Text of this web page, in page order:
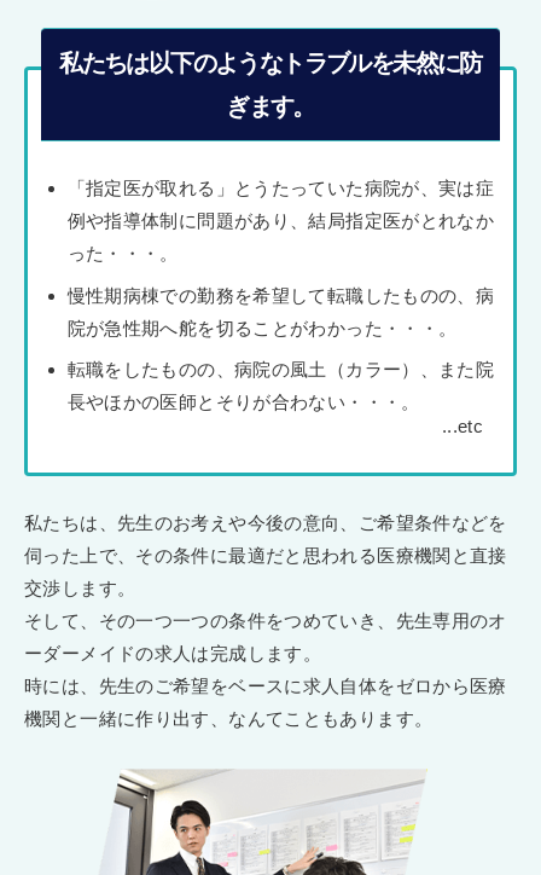
私たちは以下のようなトラブルを未然に防
ぎます。
「指定医が取れる」とうたっていた病院が、実は症
例や指導体制に問題があり、結局指定医がとれなか
った・・・。
慢性期病棟での勤務を希望して転職したものの、病
院が急性期へ舵を切ることがわかった・・・。
転職をしたものの、病院の風土（カラー）、また院
長やほかの医師とそりが合わない・・・。
私たちは、先生のお考えや今後の意向、ご希望条件などを
伺った上で、その条件に最適だと思われる医療機関と直接
交渉します。
そして、その一つ一つの条件をつめていき、先生専用のオ
ーダーメイドの求人は完成します。
時には、先生のご希望をベースに求人自体をゼロから医療
機関と一緒に作り出す、なんてこともあります。